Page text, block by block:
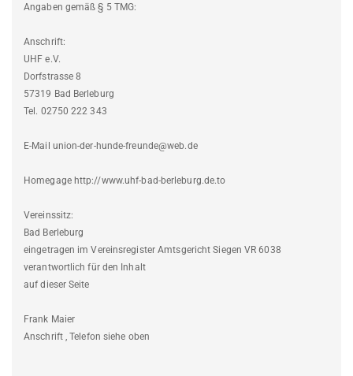
Angaben gemäß § 5 TMG:
Anschrift:
UHF e.V.
Dorfstrasse 8
57319 Bad Berleburg
Tel. 02750 222 343
E-Mail union-der-hunde-freunde@web.de
Homegage http://www.uhf-bad-berleburg.de.to
Vereinssitz:
Bad Berleburg
eingetragen im Vereinsregister Amtsgericht Siegen VR 6038
verantwortlich für den Inhalt
auf dieser Seite
Frank Maier
Anschrift , Telefon siehe oben